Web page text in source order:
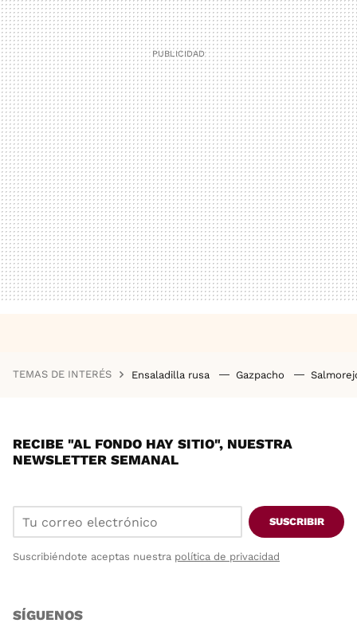
TEMAS DE INTERÉS Ensaladilla rusa Gazpacho
RECIBE "AL FONDO HAY SITIO", NUESTRA
NEWSLETTER SEMANAL
SUSCRIBIR
Suscribiéndote aceptas nuestra política de privacidad
SÍGUENOS